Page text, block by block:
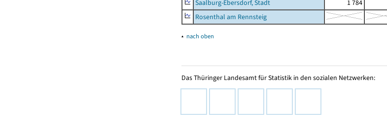
Saalburg-Ebersdorf, Stadt
1 784
Rosenthal am Rennsteig
▴ nach oben
Das Thüringer Landesamt für Statistik in den sozialen Netzwerken: